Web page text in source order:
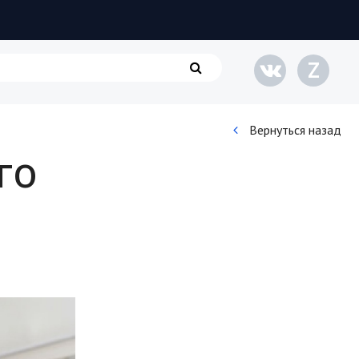
Кинематограф
Культура и общество
Z
Вернуться назад